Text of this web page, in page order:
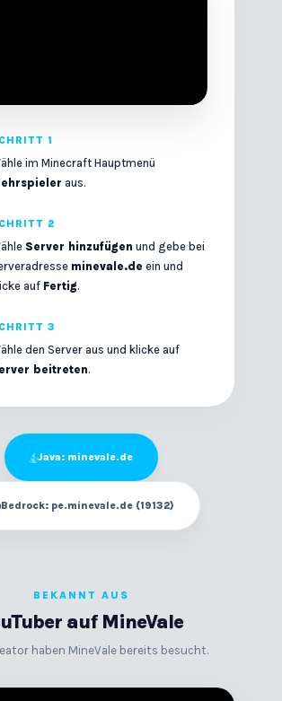
1
im Minecraft Hauptmenü
aus.
2
Server hinzufügen und gebe bei
minevale.de ein und
auf Fertig.
3
den Server aus und klicke auf
beitreten.
Java: minevale.de
Bedrock: pe.minevale.de (19132)
BEKANNT AUS
auf MineVale
haben MineVale bereits besucht.